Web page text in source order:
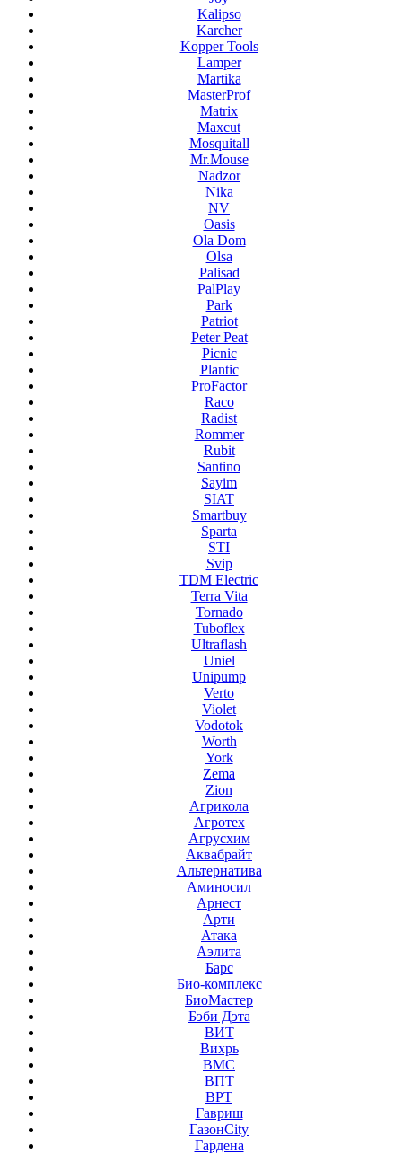
Kalipso
Karcher
Kopper Tools
Lamper
Martika
MasterProf
Matrix
Maxcut
Mosquitall
Mr.Mouse
Nadzor
Nika
NV
Oasis
Ola Dom
Olsa
Palisad
PalPlay
Park
Patriot
Peter Peat
Picnic
Plantic
ProFactor
Raco
Radist
Rommer
Rubit
Santino
Sayim
SIAT
Smartbuy
Sparta
STI
Svip
TDM Electric
Terra Vita
Tornado
Tuboflex
Ultraflash
Uniel
Unipump
Verto
Violet
Vodotok
Worth
York
Zema
Zion
Агрикола
Агротех
Агрусхим
Аквабрайт
Альтернатива
Аминосил
Арнест
Арти
Атака
Аэлита
Барс
Био-комплекс
БиоМастер
Бэби Дэта
ВИТ
Вихрь
ВМС
ВПТ
ВРТ
Гавриш
ГазонCity
Гардена